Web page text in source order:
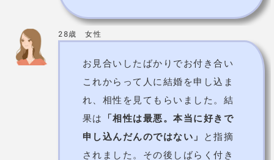
申し込んだんのではない」と指摘
合っていたのですが、先生の指摘
通り好きではなく「親の介護要員
が欲しいだけ」ということがわか
り、別れました。